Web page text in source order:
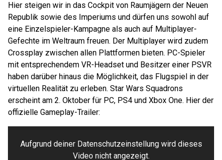
Hier steigen wir in das Cockpit von Raumjägern der Neuen
Republik sowie des Imperiums und dürfen uns sowohl auf
eine Einzelspieler-Kampagne als auch auf Multiplayer-
Gefechte im Weltraum freuen. Der Multiplayer wird zudem
Crossplay zwischen allen Plattformen bieten. PC-Spieler
mit entsprechendem VR-Headset und Besitzer einer PSVR
haben darüber hinaus die Möglichkeit, das Flugspiel in der
virtuellen Realität zu erleben. Star Wars Squadrons
erscheint am 2. Oktober für PC, PS4 und Xbox One. Hier der
offizielle Gameplay-Trailer:
Aufgrund deiner Datenschutzeinstellung wird dieses
Video nicht angezeigt.